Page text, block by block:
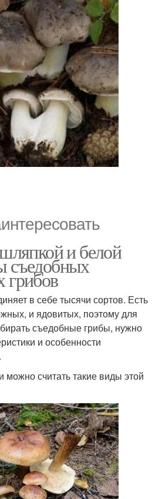
и белой
съедобных
грибов
в себе тысячи сортов. Есть
и ядовитых, поэтому для
съедобные грибы, нужно
и особенности
считать такие виды этой